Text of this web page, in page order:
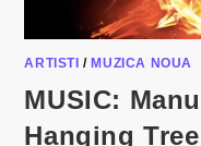
ARTISTI / MUZICA NOUA
MUSIC:
Hanging